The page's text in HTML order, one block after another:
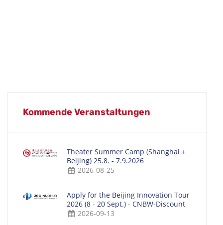
Kommende Veranstaltungen
Theater Summer Camp (Shanghai +
Beijing) 25.8. - 7.9.2026
2026-08-25
Apply for the Beijing Innovation Tour
2026 (8 - 20 Sept.) - CNBW-Discount
2026-09-13